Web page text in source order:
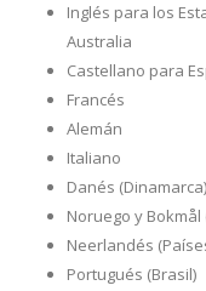
Inglés para los
Australia
Castellano para
Francés
Alemán
Italiano
Danés (Dinamarca)
Noruego y Bokmål
Neerlandés
Portugués (Brasil)